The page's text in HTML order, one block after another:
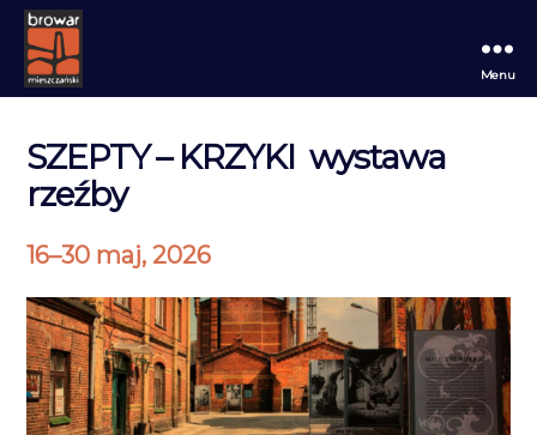
Browar
Menu
SZEPTY – KRZYKI wystawa
rzeźby
16–30 maj, 2026